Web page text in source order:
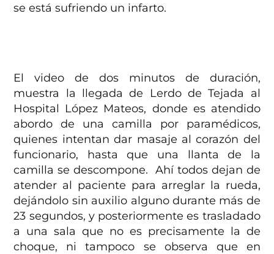
se está sufriendo un infarto.
El video de dos minutos de duración,
muestra la llegada de Lerdo de Tejada al
Hospital López Mateos, donde es atendido
abordo de una camilla por paramédicos,
quienes intentan dar masaje al corazón del
funcionario, hasta que una llanta de la
camilla se descompone. Ahí todos dejan de
atender al paciente para arreglar la rueda,
dejándolo sin auxilio alguno durante más de
23 segundos, y posteriormente es trasladado
a una sala que no es precisamente la de
choque, ni tampoco se observa que en